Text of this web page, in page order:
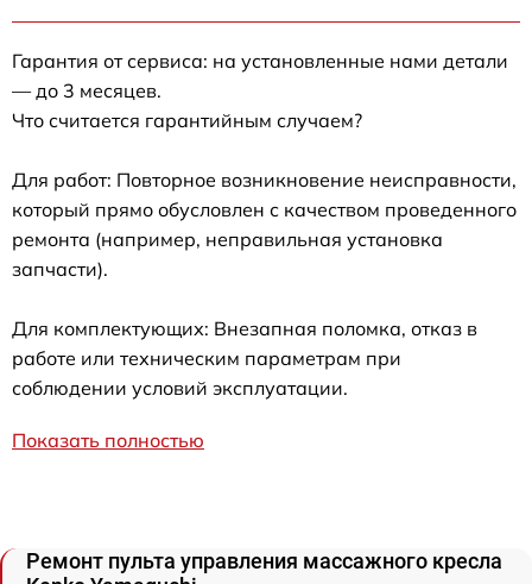
Гарантия от сервиса: на установленные нами детали
— до 3 месяцев.
Что считается гарантийным случаем?
Для работ: Повторное возникновение неисправности,
который прямо обусловлен с качеством проведенного
ремонта (например, неправильная установка
запчасти).
Для комплектующих: Внезапная поломка, отказ в
работе или техническим параметрам при
соблюдении условий эксплуатации.
Показать полностью
Ремонт пульта управления массажного кресла